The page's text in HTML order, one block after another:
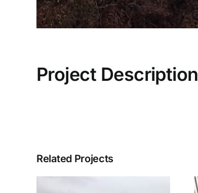
Project Description
Related Projects